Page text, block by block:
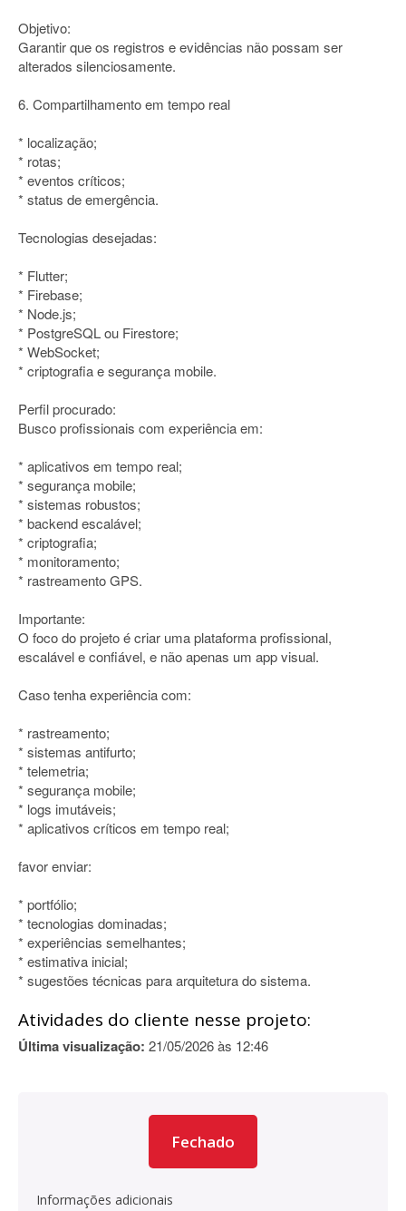
Objetivo:
Garantir que os registros e evidências não possam ser
alterados silenciosamente.
6. Compartilhamento em tempo real
* localização;
* rotas;
* eventos críticos;
* status de emergência.
Tecnologias desejadas:
* Flutter;
* Firebase;
* Node.js;
* PostgreSQL ou Firestore;
* WebSocket;
* criptografia e segurança mobile.
Perfil procurado:
Busco profissionais com experiência em:
* aplicativos em tempo real;
* segurança mobile;
* sistemas robustos;
* backend escalável;
* criptografia;
* monitoramento;
* rastreamento GPS.
Importante:
O foco do projeto é criar uma plataforma profissional,
escalável e confiável, e não apenas um app visual.
Caso tenha experiência com:
* rastreamento;
* sistemas antifurto;
* telemetria;
* segurança mobile;
* logs imutáveis;
* aplicativos críticos em tempo real;
favor enviar:
* portfólio;
* tecnologias dominadas;
* experiências semelhantes;
* estimativa inicial;
* sugestões técnicas para arquitetura do sistema.
Atividades do cliente nesse projeto:
Última visualização: 21/05/2026 às 12:46
Fechado
Informações adicionais